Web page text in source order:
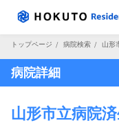
トップページ / 病院検索 / 山形
病院詳細
山形市立病院